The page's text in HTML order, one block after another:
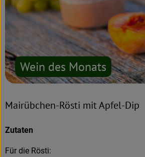
Wein des Monats
Mairübchen-Rösti mit Apfel-Dip
Zutaten
Für die Rösti: